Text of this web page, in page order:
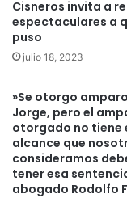
Cisneros invita a
espectaculares a
puso
julio 18, 2023
»Se otorgo
Jorge, pero el
otorgado no tiene
alcance que
consideramos
tener esa
abogado Rodolfo